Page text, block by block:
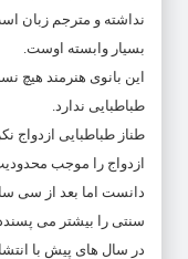
نداشته و مترجم زبان
بسیار وابسته اوست.
این بانوی هنرمند هیچ
طباطبایی ندارد.
طناز طباطبایی ازدواج
ازدواج را موجب
دانست اما بعد از سی
سنتی را بیشتر می
در سال های پیش با